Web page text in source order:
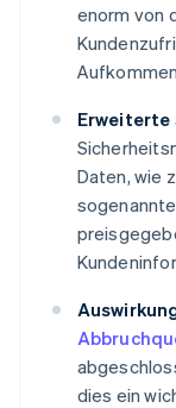
enorm von
Daten, wie
dies ein